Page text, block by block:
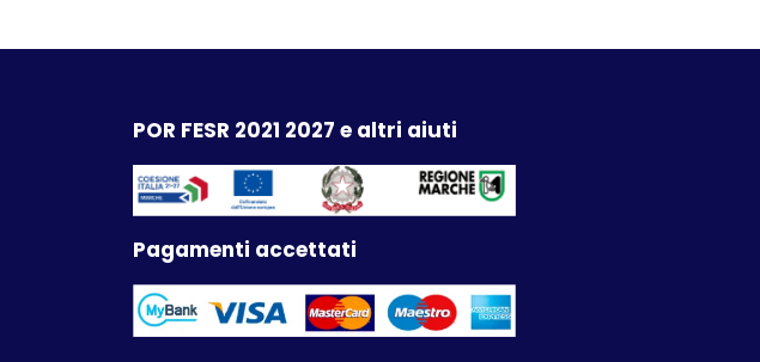
POR FESR 2021 2027 e altri aiuti
Pagamenti accettati